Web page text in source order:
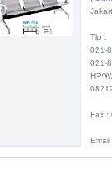
Tlp :
021-
021-
HP/
Fax :